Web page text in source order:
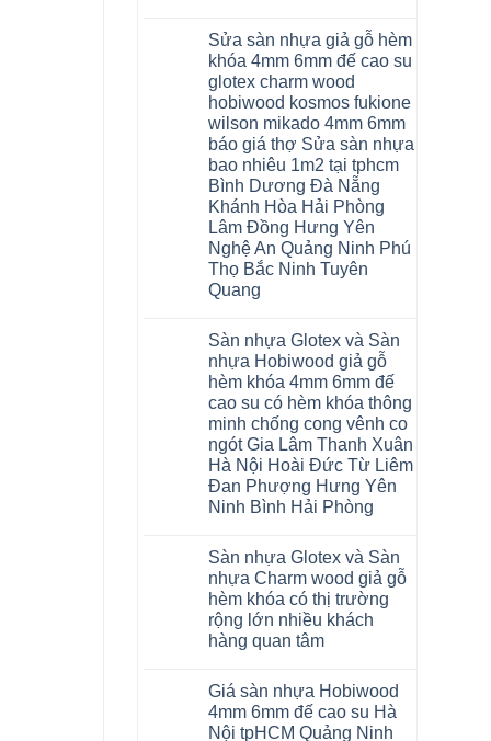
bình
luận
ở
Sàn
gỗ
AURUM
Floor
Báo
giá
Sàn
gỗ
AURUM
Floor
nhập
khẩu
Malaysia
RUM
14
AI
13
RUM
AI
35
36
RUM
AI
37
AI
dày
12mm
bản
Hà
Nội
Thanh
Xuân
Thanh
Trì
Bắc
Giấy
Tây
Hồ
Hưng
Yên
Sửa sàn nhựa giả gỗ hèm
khóa 4mm 6mm đế cao su
glotex charm wood
hobiwood kosmos fukione
wilson mikado 4mm 6mm
báo giá thợ Sửa sàn nhựa
bao nhiêu 1m2 tại tphcm
Bình Dương Đà Nẵng
Khánh Hòa Hải Phòng
Lâm Đồng Hưng Yên
Nghệ An Quảng Ninh Phú
Thọ Bắc Ninh Tuyên
Quang
bình
luận
ở
Sửa
sàn
nhựa
giả
gỗ
hèm
khóa
4mm
6mm
đế
glotex
charm
wood
hobiwood
kosmos
fukione
wilson
mikado
6mm
báo
giá
thợ
Sàn nhựa Glotex và Sàn
nhựa Hobiwood giả gỗ
hèm khóa 4mm 6mm đế
cao su có hèm khóa thông
minh chống cong vênh co
ngót Gia Lâm Thanh Xuân
Hà Nội Hoài Đức Từ Liêm
Đan Phượng Hưng Yên
Ninh Bình Hải Phòng
bình
luận
ở
Sàn
nhựa
Glotex
và
Hobiwood
giả
gỗ
hèm
Sàn nhựa Glotex và Sàn
nhựa Charm wood giả gỗ
hèm khóa có thị trường
rộng lớn nhiều khách
hàng quan tâm
bình
luận
ở
Sàn
Giá sàn nhựa Hobiwood
4mm 6mm đế cao su Hà
Nội tpHCM Quảng Ninh